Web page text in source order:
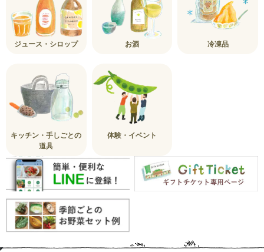
ジュース・シロップ お酒 冷凍品
キッチン・手しごとの
道具
体験・イベント